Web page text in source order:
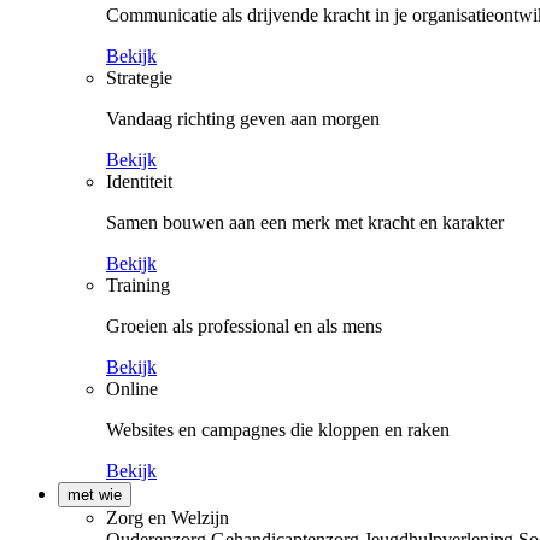
Communicatie als drijvende kracht in je
Bekijk
Strategie
Vandaag richting geven aan morgen
Bekijk
Identiteit
Samen bouwen aan een merk met kracht en karakter
Bekijk
Training
Groeien als professional en als mens
Bekijk
Online
Websites en campagnes die kloppen en raken
Bekijk
met wie
Zorg en Welzijn